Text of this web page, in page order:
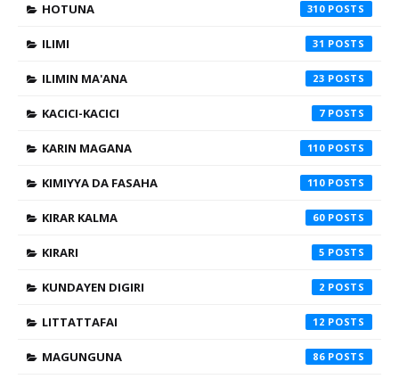
HOTUNA 310
ILIMI 31
ILIMIN MA'ANA 23
KACICI-KACICI 7
KARIN MAGANA 110
KIMIYYA DA FASAHA 110
KIRAR KALMA 60
KIRARI 5
KUNDAYEN DIGIRI 2
LITTATTAFAI 12
MAGUNGUNA 86